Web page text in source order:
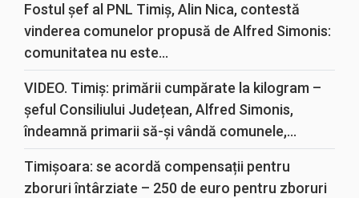
Fostul șef al PNL Timiș, Alin Nica, contestă
vinderea comunelor propusă de Alfred Simonis:
comunitatea nu este...
VIDEO. Timiș: primării cumpărate la kilogram –
șeful Consiliului Județean, Alfred Simonis,
îndeamnă primarii să-și vândă comunele,...
Timișoara: se acordă compensații pentru
zboruri întârziate – 250 de euro pentru zboruri